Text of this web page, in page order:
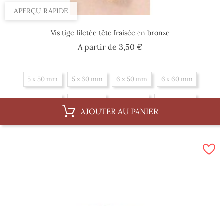
APERÇU RAPIDE
Vis tige filetée tête fraisée en bronze
A partir de 3,50 €Prix
5 x 50 mm 5 x 60 mm 6 x 50 mm 6 x 60 mm
10 x 62 mm 10 x 100 mm 10 x 150 mm
AJOUTER AU PANIER